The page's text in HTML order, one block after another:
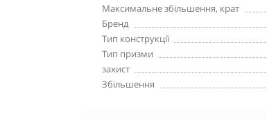
Максимальне збільшення, крат
Бренд
Тип конструкції
Тип призми
захист
Збільшення